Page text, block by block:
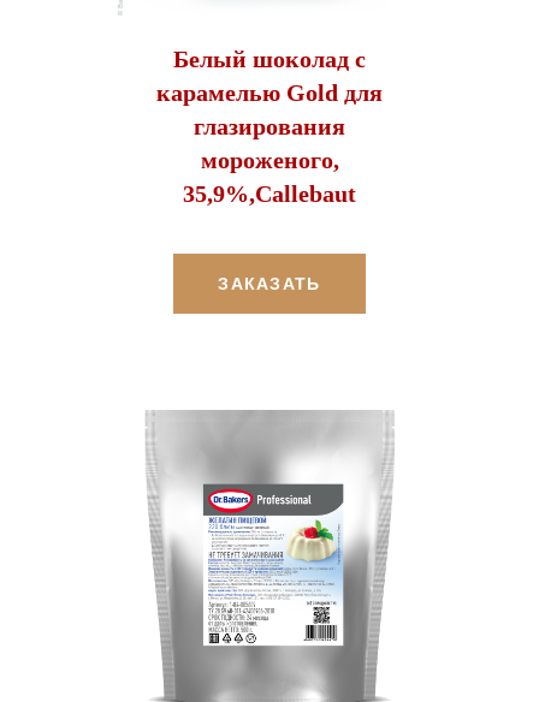
Белый шоколад с
карамелью Gold для
глазирования
мороженого,
35,9%,Callebaut
ЗАКАЗАТЬ